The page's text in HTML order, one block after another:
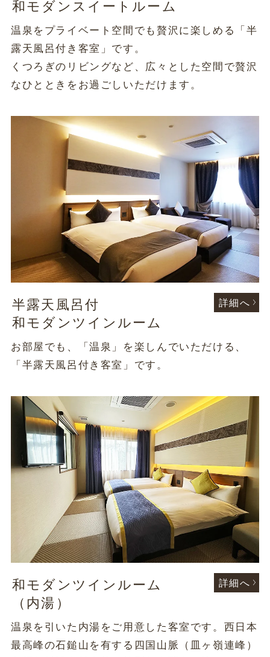
和モダンスイートルーム
温泉をプライベート空間でも贅沢に楽しめる「半
露天風呂付き客室」です。
くつろぎのリビングなど、広々とした空間で贅沢
なひとときをお過ごしいただけます。
半露天風呂付
和モダンツインルーム
詳細へ
お部屋でも、「温泉」を楽しんでいただける、
「半露天風呂付き客室」です。
和モダンツインルーム
（内湯）
詳細へ
温泉を引いた内湯をご用意した客室です。西日本
最高峰の石鎚山を有する四国山脈（皿ヶ嶺連峰）